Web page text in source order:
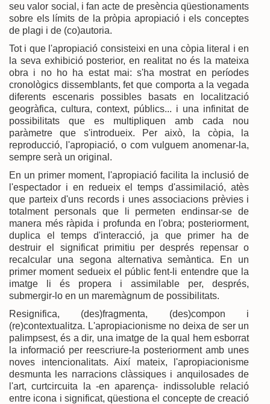
seu valor social, i fan acte de presència qüestionaments
sobre els límits de la pròpia apropiació i els conceptes
de plagi i de (co)autoria.
Tot i que l'apropiació consisteixi en una còpia literal i en
la seva exhibició posterior, en realitat no és la mateixa
obra i no ho ha estat mai: s'ha mostrat en períodes
cronològics dissemblants, fet que comporta a la vegada
diferents escenaris possibles basats en localització
geogràfica, cultura, context, públics... i una infinitat de
possibilitats que es multipliquen amb cada nou
paràmetre que s'introdueix. Per això, la còpia, la
reproducció, l'apropiació, o com vulguem anomenar-la,
sempre serà un original.
En un primer moment, l'apropiació facilita la inclusió de
l'espectador i en redueix el temps d'assimilació, atès
que parteix d'uns records i unes associacions prèvies i
totalment personals que li permeten endinsar-se de
manera més ràpida i profunda en l'obra; posteriorment,
duplica el temps d'interacció, ja que primer ha de
destruir el significat primitiu per després repensar o
recalcular una segona alternativa semàntica. En un
primer moment sedueix el públic fent-li entendre que la
imatge li és propera i assimilable per, després,
submergir-lo en un maremàgnum de possibilitats.
Resignifica, (des)fragmenta, (des)compon i
(re)contextualitza. L'apropiacionisme no deixa de ser un
palimpsest, és a dir, una imatge de la qual hem esborrat
la informació per reescriure-la posteriorment amb unes
noves intencionalitats. Així mateix, l'apropiacionisme
desmunta les narracions clàssiques i anquilosades de
l'art, curtcircuita la -en aparença- indissoluble relació
entre icona i significat, qüestiona el concepte de creació